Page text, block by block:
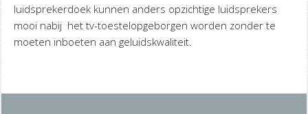
luidsprekerdoek kunnen anders opzichtige luidsprekers
mooi nabij het tv-toestelopgeborgen worden zonder te
moeten inboeten aan geluidskwaliteit.